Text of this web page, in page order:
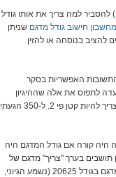
למה צריך את אותו גודל
חישוב גודל מדגם שניתן
להציב בנוסחה או להזין
התשובות האפשריות בסקר
250 – תשובה שנועדה לתפוס את אלה שההיגיון
שלהם אמר שאם האוכלוסייה קטנה פי 2 אז גם המדגם צריך להיות קטן פי 2. ל-350 הגעתי
כלומר, מה היה קורה אם גודל המדגם היה
לגודל האוכלוסייה? אז בניו זילנד, עם 4 מיליון תושבים בערך "צריך" מדגם של
250. בארצות הברית, שבה כ-330 מיליון תושבים, צריך מדגם בגודל 20625 (נשמע הגיוני,